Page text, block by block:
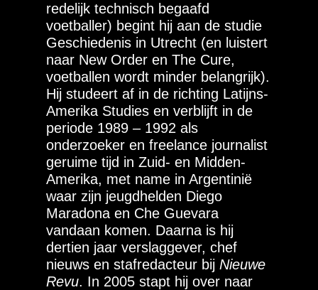
redelijk technisch begaafd
voetballer) begint hij aan de studie
Geschiedenis in Utrecht (en luistert
naar New Order en The Cure,
voetballen wordt minder belangrijk).
Hij studeert af in de richting Latijns-
Amerika Studies en verblijft in de
periode 1989 – 1992 als
onderzoeker en freelance journalist
geruime tijd in Zuid- en Midden-
Amerika, met name in Argentinië
waar zijn jeugdhelden Diego
Maradona en Che Guevara
vandaan komen. Daarna is hij
dertien jaar verslaggever, chef
nieuws en stafredacteur bij Nieuwe
Revu. In 2005 stapt hij over naar